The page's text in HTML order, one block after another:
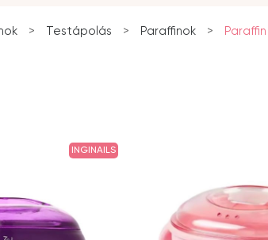
> Testápolás > Paraffinok >
INGINAILS